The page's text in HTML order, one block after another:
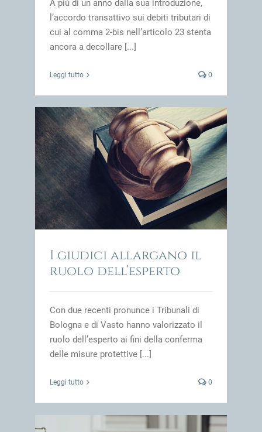
A più di un anno dalla sua introduzione,
l’accordo transattivo sui debiti tributari di
cui al comma 2-bis nell’articolo 23 stenta
ancora a decollare [...]
Leggi tutto 0
I giudici allargano il
ruolo dell’esperto
Con due recenti pronunce i Tribunali di
Bologna e di Vasto hanno valorizzato il
ruolo dell’esperto ai fini della conferma
delle misure protettive [...]
Leggi tutto 0